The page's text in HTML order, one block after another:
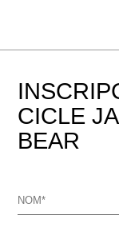
CICLE
BEAR